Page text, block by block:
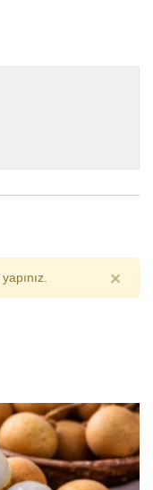
yapınız. ×